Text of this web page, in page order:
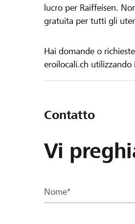
lucro per Raiffeisen.
gratuita per tutti gli
Hai domande o
eroilocali.ch
Contatto
Vi
Nome*